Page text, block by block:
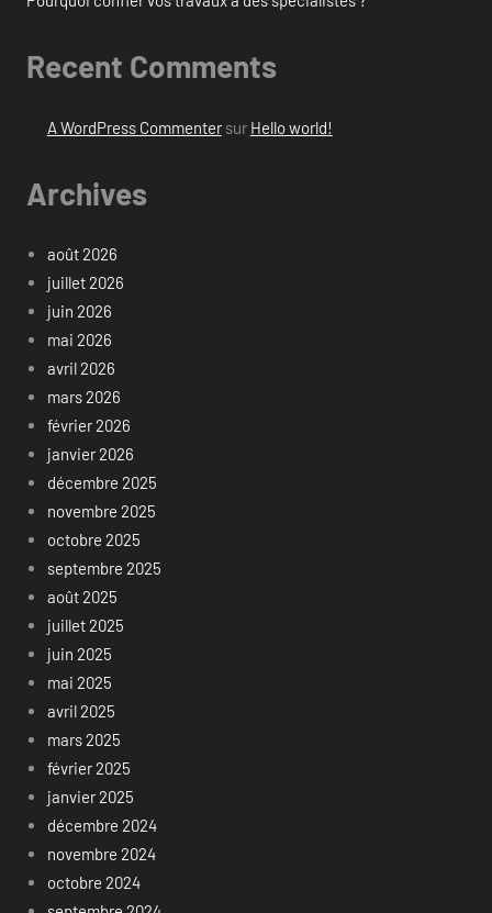
Recent Comments
A WordPress Commentersur Hello world!
Archives
août 2026
juillet 2026
juin 2026
mai 2026
avril 2026
mars 2026
février 2026
janvier 2026
décembre 2025
novembre 2025
octobre 2025
septembre 2025
août 2025
juillet 2025
juin 2025
mai 2025
avril 2025
mars 2025
février 2025
janvier 2025
décembre 2024
novembre 2024
octobre 2024